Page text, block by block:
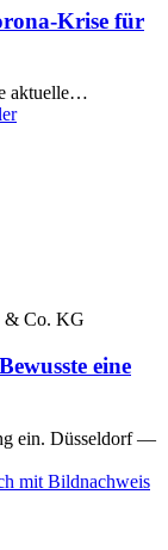
Krise für
aktuelle…
Co. KG
eine
ein. Düsseldorf —